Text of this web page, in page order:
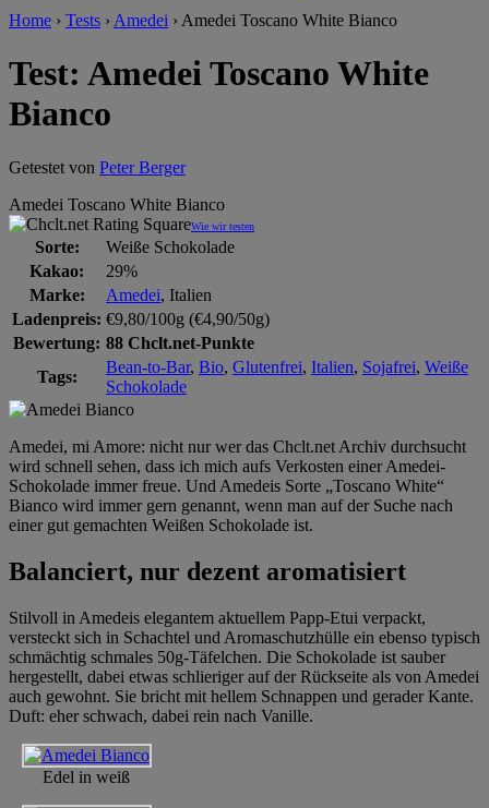
Home › Tests › Amedei › Amedei Toscano White Bianco
Test: Amedei Toscano White
Bianco
Getestet von Peter Berger
Amedei Toscano White Bianco
Wie wir testen
Sorte:
Weiße Schokolade
Kakao:
29%
Marke:
Amedei, Italien
Ladenpreis: €9,80/100g (€4,90/50g)
Bewertung: 88 Chclt.net-Punkte
Tags:
Bean-to-Bar, Bio, Glutenfrei, Italien, Sojafrei, Weiße
Schokolade
Amedei, mi Amore: nicht nur wer das Chclt.net Archiv durchsucht
wird schnell sehen, dass ich mich aufs Verkosten einer Amedei-
Schokolade immer freue. Und Amedeis Sorte „Toscano White“
Bianco wird immer gern genannt, wenn man auf der Suche nach
einer gut gemachten Weißen Schokolade ist.
Balanciert, nur dezent aromatisiert
Stilvoll in Amedeis elegantem aktuellem Papp-Etui verpackt,
versteckt sich in Schachtel und Aromaschutzhülle ein ebenso typisch
schmächtig schmales 50g-Täfelchen. Die Schokolade ist sauber
hergestellt, dabei etwas schlieriger auf der Rückseite als von Amedei
auch gewohnt. Sie bricht mit hellem Schnappen und gerader Kante.
Duft: eher schwach, dabei rein nach Vanille.
Edel in weiß